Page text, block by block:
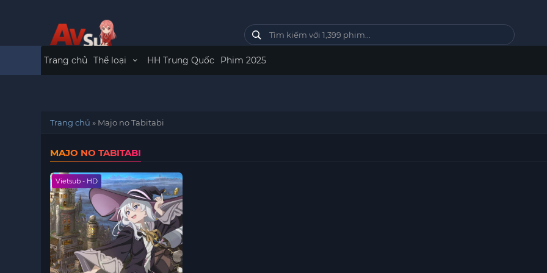
Trang chủ Thể loại HH Trung Quốc Phim 2025
Trang chủ » Majo no Tabitabi
MAJO NO TABITABI
Vietsub - HD